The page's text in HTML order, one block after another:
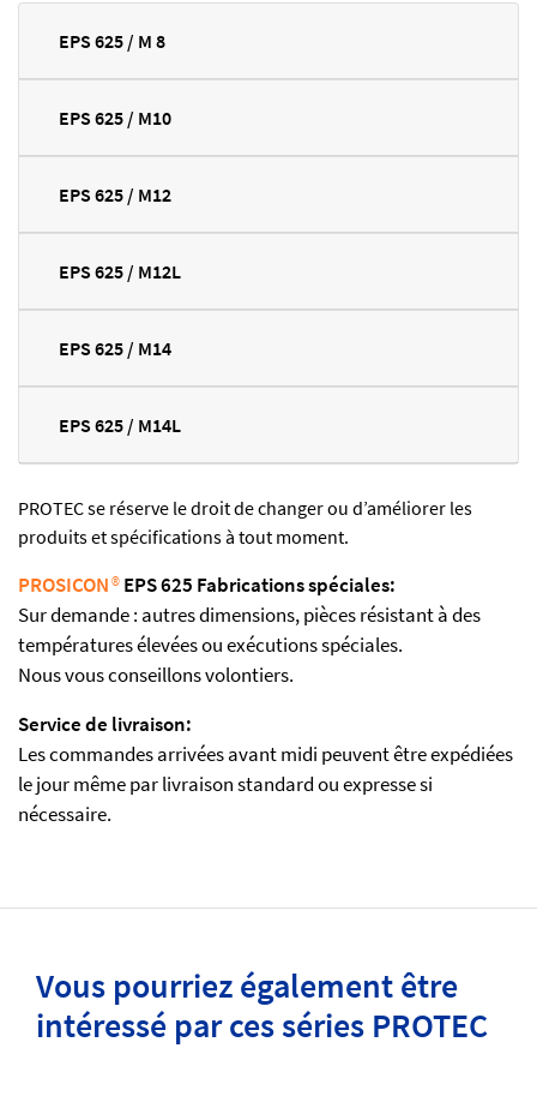
EPS 625 / M 8
EPS 625 / M10
EPS 625 / M12
EPS 625 / M12L
EPS 625 / M14
EPS 625 / M14L
PROTEC se réserve le droit de changer ou d’améliorer les
produits et spécifications à tout moment.
PROSICON®EPS 625 Fabrications spéciales:
Sur demande : autres dimensions, pièces résistant à des
températures élevées ou exécutions spéciales.
Nous vous conseillons volontiers.
Service de livraison:
Les commandes arrivées avant midi peuvent être expédiées
le jour même par livraison standard ou expresse si
nécessaire.
Vous pourriez également être
intéressé par ces séries PROTEC